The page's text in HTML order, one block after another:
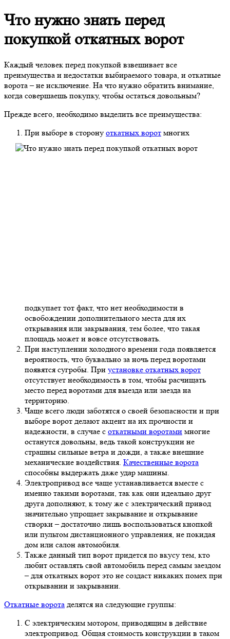
Что нужно знать перед
покупкой откатных ворот
Каждый человек перед покупкой взвешивает все
преимущества и недостатки выбираемого товара, и откатные
ворота – не исключение. На что нужно обратить внимание,
когда совершаешь покупку, чтобы остаться довольным?
Прежде всего, необходимо выделить все преимущества:
При выборе в сторону откатных ворот многих
подкупает тот факт, что нет необходимости в
освобождении дополнительного места для их
открывания или закрывания, тем более, что такая
площадь может и вовсе отсутствовать.
При наступлении холодного времени года появляется
вероятность, что буквально за ночь перед воротами
появятся сугробы. При установке откатных ворот
отсутствует необходимость в том, чтобы расчищать
место перед воротами для выезда или заезда на
территорию.
Чаще всего люди заботятся о своей безопасности и при
выборе ворот делают акцент на их прочности и
надежности, в случае с откатными воротами многие
останутся довольны, ведь такой конструкции не
страшны сильные ветра и дожди, а также внешние
механические воздействия. Качественные ворота
способны выдержать даже удар машины.
Электропривод все чаще устанавливается вместе с
именно такими воротами, так как они идеально друг
друга дополняют, к тому же с электрический привод
значительно упрощает закрывание и открывание
створки – достаточно лишь воспользоваться кнопкой
или пультом дистанционного управления, не покидая
дом или салон автомобиля.
Также данный тип ворот придется по вкусу тем, кто
любит оставлять свой автомобиль перед самым заездом
– для откатных ворот это не создаст никаких помех при
открывании и закрывании.
Откатные ворота делятся на следующие группы:
С электрическим мотором, приводящим в действие
электропривод. Общая стоимость конструкции в таком